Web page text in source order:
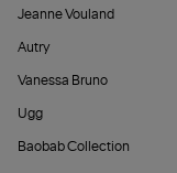
Jeanne Vouland
Autry
Vanessa Bruno
Ugg
Baobab Collection